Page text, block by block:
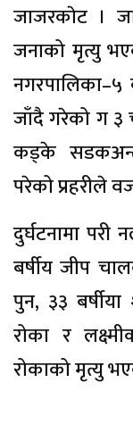
जाजरकाेट ।
जनाको मृत्यु
जाँदै गरेको ग ३
कड्के
परेको प्रहरीले
दुर्घटनामा
बर्षीय जीप
पुन, ३३ बर्षीया
रोका र
रोकाको मृत्यु